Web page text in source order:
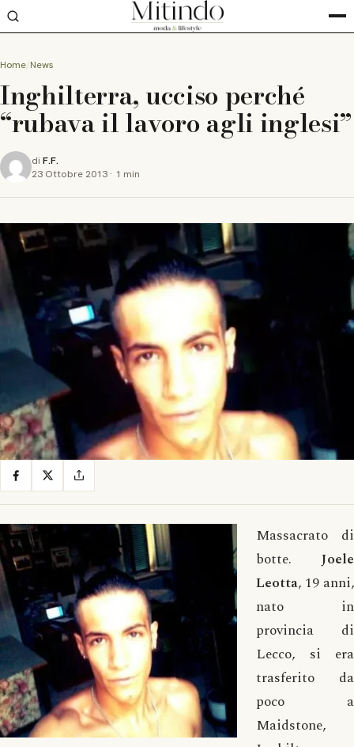
Home News
Inghilterra, ucciso perché
“rubava il lavoro agli inglesi”
di F.F.
23 Ottobre 2013 · 1 min
Massacrato di
botte. Joele
Leotta, 19 anni,
nato in
provincia di
Lecco, si era
trasferito da
poco a
Maidstone,